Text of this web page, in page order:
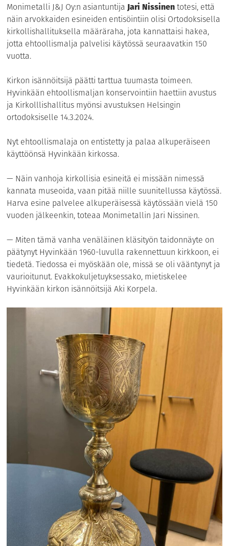
Monimetalli J&J Oy:n asiantuntijaJari Nissinentotesi, että
näin arvokkaiden esineiden entisöintiin olisi Ortodoksisella
kirkollishallituksella määräraha, jota kannattaisi hakea,
jotta ehtoollismalja palvelisi käytössä seuraavatkin 150
vuotta.
Kirkon isännöitsijä päätti tarttua tuumasta toimeen.
Hyvinkään ehtoollismaljan konservointiin haettiin avustus
ja Kirkolllishallitus myönsi avustuksen Helsingin
ortodoksiselle 14.3.2024.
Nyt ehtoollismalaja on entistetty ja palaa alkuperäiseen
käyttöönsä Hyvinkään kirkossa.
— Näin vanhoja kirkollisia esineitä ei missään nimessä
kannata museoida, vaan pitää niille suunitellussa käytössä.
Harva esine palvelee alkuperäisessä käytössään vielä 150
vuoden jälkeenkin, toteaa Monimetallin Jari Nissinen.
— Miten tämä vanha venäläinen kläsityön taidonnäyte on
päätynyt Hyvinkään 1960-luvulla rakennettuun kirkkoon, ei
tiedetä. Tiedossa ei myöskään ole, missä se oli vääntynyt ja
vaurioitunut. Evakkokuljetuyksessako, mietiskelee
Hyvinkään kirkon isännöitsijä Aki Korpela.